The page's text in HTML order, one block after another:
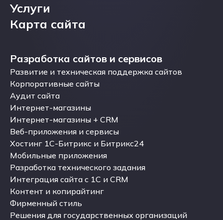
Отраслевой опыт
Услуги
Услуги
Карта сайта
Разработка сайтов и сервисов
Разработка сайтов и сервисов
Развитие и техническая поддержка сайтов
Развитие и техническая поддержка сайтов
Корпоративные сайты
Корпоративные сайты
Аудит сайта
Аудит сайта
Интернет-магазины
Интернет-магазины
Интернет-магазины + CRM
Интернет-магазины + CRM
Веб-приложения и сервисы
Веб-приложения и сервисы
Хостинг 1С-Битрикс и Битрикс24
Хостинг 1С-Битрикс и Битрикс24
Мобильные приложения
Мобильные приложения
Разработка технического задания
Разработка технического задания
Интеграция сайта с 1С и CRM
Интеграция сайта с 1С и CRM
Контент и копирайтинг
Контент и копирайтинг
Фирменный стиль
Фирменный стиль
Решения для государственных организаций